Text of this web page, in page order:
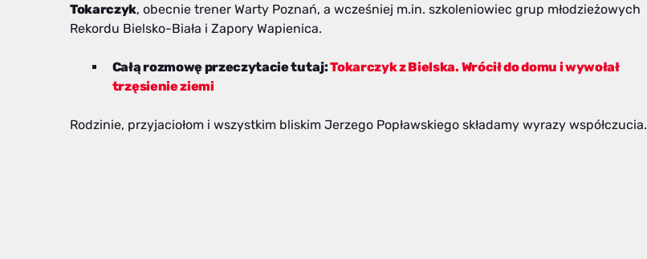
Tokarczyk, obecnie trener Warty Poznań, a wcześniej m.in. szkoleniowiec grup młodzieżowych
Rekordu Bielsko-Biała i Zapory Wapienica.
Całą rozmowę przeczytacie tutaj:Tokarczyk z Bielska. Wrócił do domu i wywołał
trzęsienie ziemi
Rodzinie, przyjaciołom i wszystkim bliskim Jerzego Popławskiego składamy wyrazy współczucia.